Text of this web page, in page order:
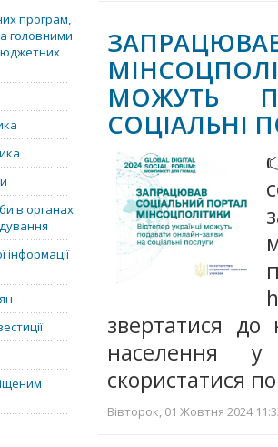
програм,
головними
в органах
інформації
МОЖУТЬ
СОЦІАЛЬНІ
звертатися до
населення у
скористатися
Вівторок, 01 Жовтня 2024